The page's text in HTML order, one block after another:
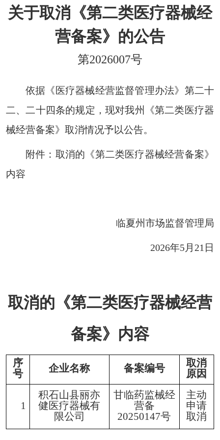
关于取消《第二类医疗器械经
营备案》的公告
第2026007号
依据《医疗器械经营监督管理办法》第二十
二、二十四条的规定，现对我州《第二类医疗器
械经营备案》取消情况予以公告。
附件：取消的《第二类医疗器械经营备案》
内容
临夏州市场监督管理局
2026年5月21日
取消的《第二类医疗器械经营
备案》内容
序
号
企业名称 备案编号
取消
原因
1
积石山县丽亦
健医疗器械有
限公司
甘临药监械经
营备
20250147号
主动
申请
取消